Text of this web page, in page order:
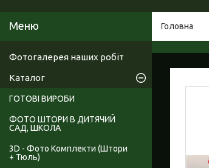
Головна
Фотогалерея наших робіт
Каталог
ГОТОВІ ВИРОБИ
ФОТО ШТОРИ В ДИТЯЧИЙ
САД, ШКОЛА
3D - Фото Комплекти (Штори
+ Тюль)